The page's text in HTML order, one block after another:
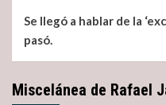
Se llegó a hablar de la
pasó.
Miscelánea de Rafael
Miscelánea Noticias